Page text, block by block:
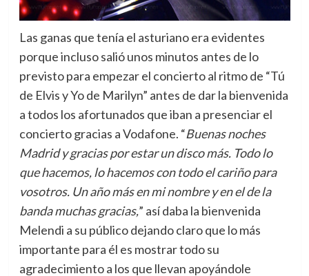
Las ganas que tenía el asturiano era evidentes
porque incluso salió unos minutos antes de lo
previsto para empezar el concierto al ritmo de “Tú
de Elvis y Yo de Marilyn” antes de dar la bienvenida
a todos los afortunados que iban a presenciar el
concierto gracias a Vodafone. “Buenas noches
Madrid y gracias por estar un disco más. Todo lo
que hacemos, lo hacemos con todo el cariño para
vosotros. Un año más en mi nombre y en el de la
banda muchas gracias,” así daba la bienvenida
Melendi a su público dejando claro que lo más
importante para él es mostrar todo su
agradecimiento a los que llevan apoyándole